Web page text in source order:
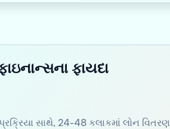
ફાયદા
સાથે, 24-48 કલાકમાં લોન વિતરણ